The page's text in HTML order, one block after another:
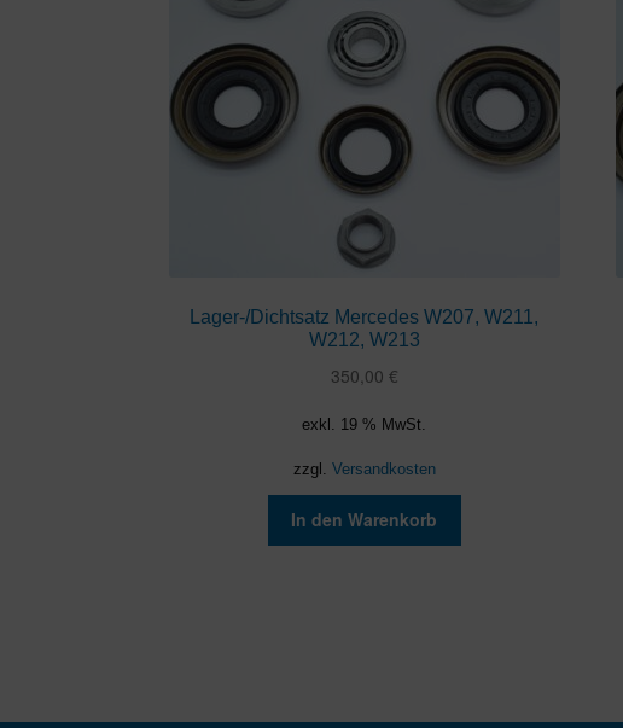
Lager-/Dichtsatz Mercedes W207, W211,
W212, W213
350,00 €
exkl. 19 % MwSt.
zzgl. Versandkosten
In den Warenkorb